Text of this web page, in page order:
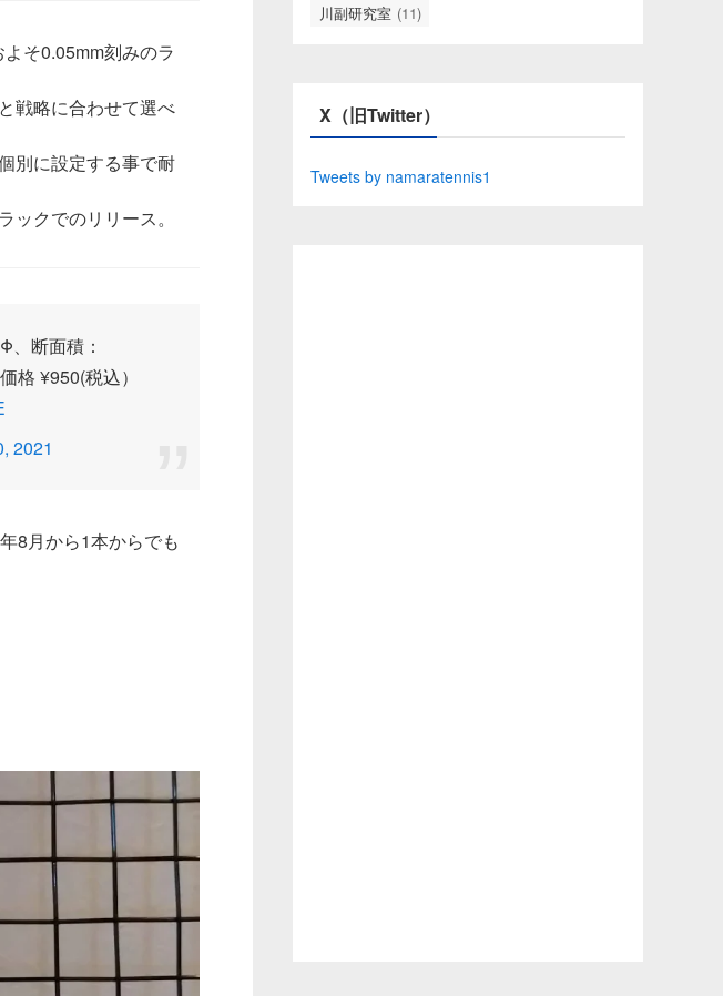
そ0.05mm刻みのラ
戦略に合わせて選べ
別に設定する事で耐
クでのリリース。
、断面積：
格 ¥950(税込）
2021
8月から1本からでも
川副研究室 (11)
X（旧Twitter）
Tweets by namaratennis1